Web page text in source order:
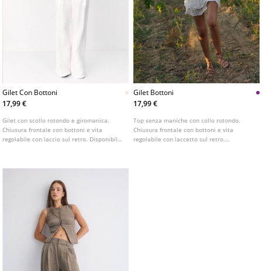
Gilet Con Bottoni
17,99 €
Gilet con scollo rotondo e giromanica.
Chiusura frontale con bottoni e vita
regolabile con laccio sul retro. Disponibile
Gilet Bottoni
17,99 €
Top senza maniche con collo rotondo.
Chiusura frontale con bottoni e vita
regolabile con laccetto sul retro.